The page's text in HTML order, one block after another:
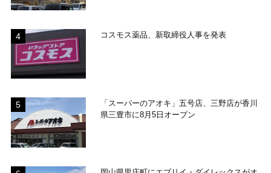
コスモス薬品、新取締役人事を発表
「スーパーのアオキ」五号店、三野店が香川
県三豊市に8月5日オープン